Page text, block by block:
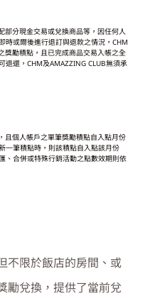
部分現金交易或兌換商品等，因任何人
時或爾後進行退訂與退款之情況，CHM
獎勵積點，且已完成商品交易入帳之全
退還，CHM及AMAZZING CLUB無須承
且個人帳戶之單筆獎勵積點自入點月份
一筆積點時，則該積點自入點該月份
、合併或特殊行銷活動之點數效期則依
不限於飯店的房間、或
勵兌換，提供了當前兌